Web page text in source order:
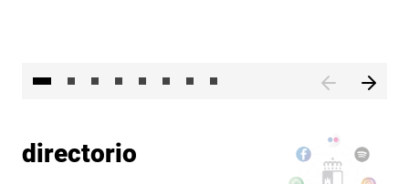
directorio